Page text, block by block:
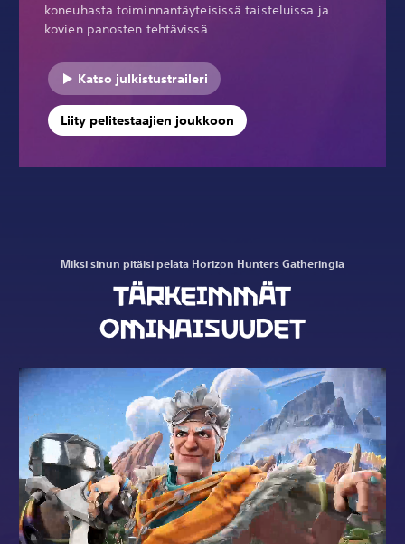
koneuhasta toiminnantäyteisissä taisteluissa ja
kovien panosten tehtävissä.
Katso julkistustraileri
Liity pelitestaajien joukkoon
Miksi sinun pitäisi pelata Horizon Hunters Gatheringia
TÄRKEIMMÄT
OMINAISUUDET